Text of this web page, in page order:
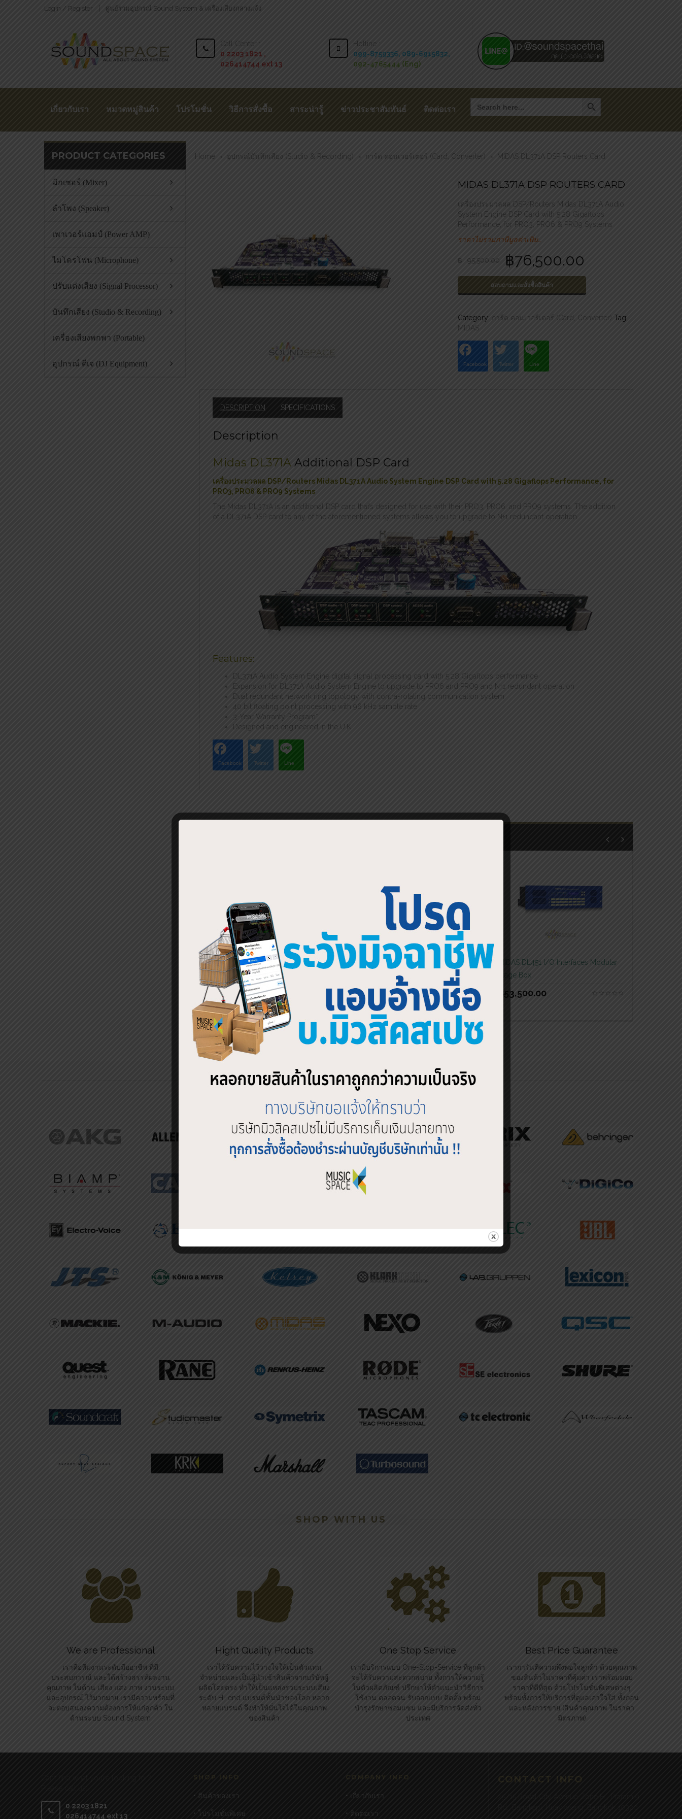
Login / Register ศูนย์รวมอุปกรณ์ Sound System & เครื่องเสียงกลางแจ้ง
Call Center :
0 2203 1821 ,
026414744 ext 13
Hotline :
099-8759336, 089-6915832,
092-4765444 (Eng)
เกี่ยวกับเรา หมวดหมู่สินค้า โปรโมชั่น วิธีการสั่งซื้อ สาระน่ารู้ ข่าวประชาสัมพันธ์ ติดต่อเรา
for:
Search Button
PRODUCT CATEGORIES
มิกเซอร์ (Mixer)
ลำโพง (Speaker)
เพาเวอร์แอมป์ (Power AMP)
ไมโครโฟน (Microphone)
ปรับแต่งเสียง (Signal Processor)
บันทึกเสียง (Studio & Recording)
เครื่องเสียงพกพา (Portable)
อุปกรณ์ ดีเจ (DJ Equipment)
Home > อุปกรณ์บันทึกเสียง (Studio & Recording) > การ์ด คอนเวอร์เตอร์ (Card, Converter) > MIDAS DL371A DSP Routers Card
MIDAS DL371A DSP ROUTERS CARD
เครื่องประมวลผล DSP/Routers Midas DL371A Audio
System Engine DSP Card with 5.28 Gigaflops
Performance, for PRO3, PRO6 & PRO9 Systems
ราคาไม่รวมภาษีมูลค่าเพิ่ม…
฿ 95,500.00 ฿76,500.00
สอบถามและสั่งซื้อสินค้า
Category: การ์ด คอนเวอร์เตอร์ (Card, Converter) Tag:
MIDAS
Facebook Twitter Line
DESCRIPTION SPECIFICATIONS
Description
Midas DL371A Additional DSP Card
เครื่องประมวลผล DSP/Routers Midas DL371A Audio System Engine DSP Card with 5.28 Gigaflops Performance, for
PRO3, PRO6 & PRO9 Systems
The Midas DL371A is an additional DSP card that’s designed for use with their PRO3, PRO6. and PRO9 systems. The addition
of a DL371A DSP card to any of the aforementioned systems allows you to upgrade to N+1 redundant operation.
Features:
DL371A Audio System Engine digital signal processing card with 5.28 Gigaflops performance
Expansion for DL371A Audio System Engine to upgrade to PRO6 and PRO9 and N+1 redundant operation
Dual redundant network ring topology with contra-rotating communication system
40 bit floating point processing with 96 kHz sample rate
3-Year Warranty Program*
Designed and engineered in the U.K.
Facebook Twitter Line
การด์เชื่อมต่อ ALLEN & HEATH SQ
MADI 64×64 MADI Interface Card
29,700.00
MIDAS DL371PRO9 DSP Routers for
฿519,900.00
MIDAS DL451 I/O Interfaces Modular
Stage Box
฿53,500.00
SHOP BY BRAND
SHOP WITH US
We are Professional
เราคือทีมงานระดับมืออาชีพ ที่มี
ประสบการณ์ และได้สร้างสรรค์ผลงาน
คุณภาพ ในด้าน เสียง แสง ภาพ งานระบบ
และอุปกรณ์ ไว้มากมาย เรามีความพร้อมที่
จะตอบสนองความต้องการให้แก่ลูกค้า ใน
ด้านระบบ Sound System
Hight Quality Products
เราได้รับความไว้วางใจให้เป็นตัวแทน
จำหน่ายและเป็นผู้นำเข้าสินค้าจากบริษัทผู้
ผลิตโดยตรง ทำให้เป็นแหล่งรวมระบบเสียง
ระดับ Hi-end แบรนด์ชั้นนำของโลก หลาก
หลายแบรนด์ จึงทำให้มั่นใจได้ในคุณภาพ
ของสินค้า
One Stop Service
เรามีบริการแบบ One-Stop-Service ที่ลูกค้า
จะได้รับความสะดวกสบาย ทั้งการให้ความรู้
ในตัวผลิตภัณฑ์ ปรึกษาให้คำแนะนำวิธีการ
ใช้งาน ตลอดจน รับออกแบบ ติดตั้ง พร้อม
บำรุงรักษาซ่อมแซม และมีบริการจัดส่งทั่ว
ประเทศ
Best Price Guarantee
เราการันตีความพึงพอใจลูกค้า ด้วยคุณภาพ
ของสินค้าในราคาที่คุ้มค่า เราพร้อมมอบ
ราคาที่ดีที่สุด ด้วยโปรโมชั่นพิเศษต่างๆ
พร้อมทั้งการให้บริการที่ดูแลเอาใจใส่ ทั้งก่อน
และหลังการขาย (สินค้าคุณภาพ ในราคา
มิตรภาพ)
0 2203 1821
026414744 ext 13
SHOP INFO
• สินค้าของเรา
• โปรโมชั่นพิเศษ
COMPANY INFO
• เกี่ยวกับเรา
• ติดต่อเรา
CONTACT INFO